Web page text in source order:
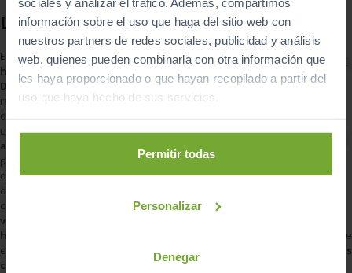
información sobre el uso que haga del sitio web con
nuestros partners de redes sociales, publicidad y análisis
web, quienes pueden combinarla con otra información que
les haya proporcionado o que hayan recopilado a partir del
uso que haya hecho de sus servicios.
Permitir todas
Personalizar
Denegar
Luz de emergencia
Este dispositivo está
homologado por la
DGT, se imanta
rápidamente al techo
del coche y emite
unapotente luz de
alta densidad
perceptible a larga
distancia. Con un
diseño que cubre un
campo de
visibilidad
horizontal de 360 º
. Es mucho más seguro señalar el vehículo de
estar forma que con los triángulos de emergencia, ya que
evitarás
caminar a lo largo de la calzadapara indicar la avería.